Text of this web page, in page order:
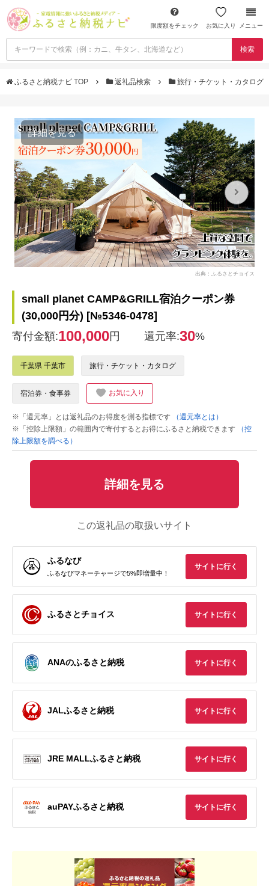
限度額をチェック お気に入り メニュー
検索
ふるさと納税ナビ TOP 返礼品検索 旅行・チケット・カタログ
詳細を見る
出典：ふるさとチョイス
small planet CAMP&GRILL宿泊クーポン券
(30,000円分) [№5346-0478]
寄付金額:100,000円 還元率:30%
千葉県 千葉市 旅行・チケット・カタログ
宿泊券・食事券 お気に入り
※「還元率」とは返礼品のお得度を測る指標です
（還元率とは）
※「控除上限額」の範囲内で寄付するとお得にふるさと納税できます
（控
除上限額を調べる）
詳細を見る
この返礼品の取扱いサイト
ふるなび
ふるなびマネーチャージで5%即増量中！
サイトに行く
ふるさとチョイス サイトに行く
ANAのふるさと納税 サイトに行く
JALふるさと納税 サイトに行く
JRE MALLふるさと納税 サイトに行く
auPAYふるさと納税 サイトに行く